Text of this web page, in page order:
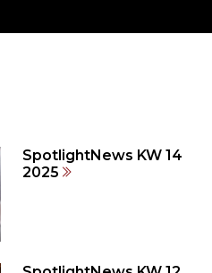
SpotlightNews KW 14
2025